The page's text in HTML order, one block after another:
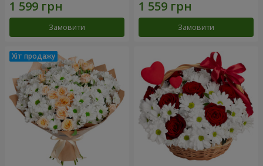
Замовити Замовити